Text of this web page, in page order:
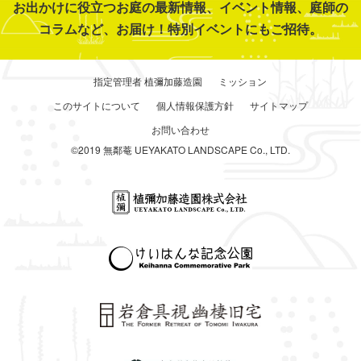
お出かけに役立つお庭の最新情報、イベント情報、庭師の
コラムなど、お届け！特別イベントにもご招待。
指定管理者 植彌加藤造園
ミッション
このサイトについて
個人情報保護方針
サイトマップ
お問い合わせ
©2019 無鄰菴 UEYAKATO LANDSCAPE Co., LTD.